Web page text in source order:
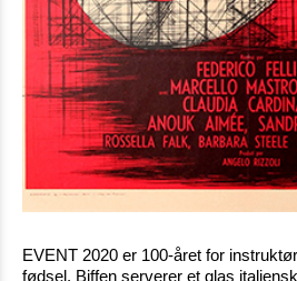
EVENT 2020 er 100-året for
fødsel. Biffen serverer et glas